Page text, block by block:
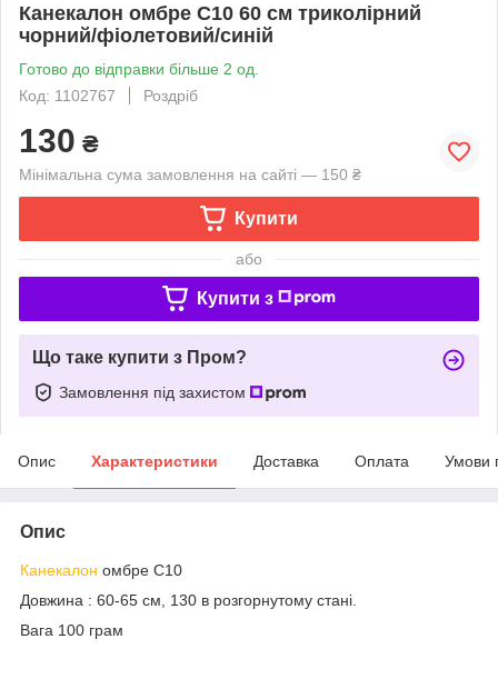
Канекалон омбре C10 60 см триколірний
чорний/фіолетовий/синій
Готово до відправки більше 2 од.
Код: 1102767
Роздріб
130 ₴
Мінімальна сума замовлення на сайті — 150 ₴
Купити
або
Купити з
Що таке купити з Пром?
Замовлення під захистом
Опис Характеристики Доставка Оплата Умови
Опис
Канекалон омбре C10
Довжина : 60-65 см, 130 в розгорнутому стані.
Вага 100 грам